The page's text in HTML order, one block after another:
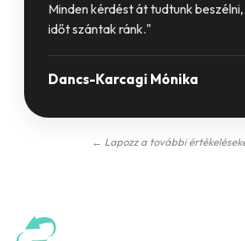
Minden kérdést át tudtunk beszélni,
időt szántak ránk."
Dancs-Karcagi Mónika
← Lapozz a további